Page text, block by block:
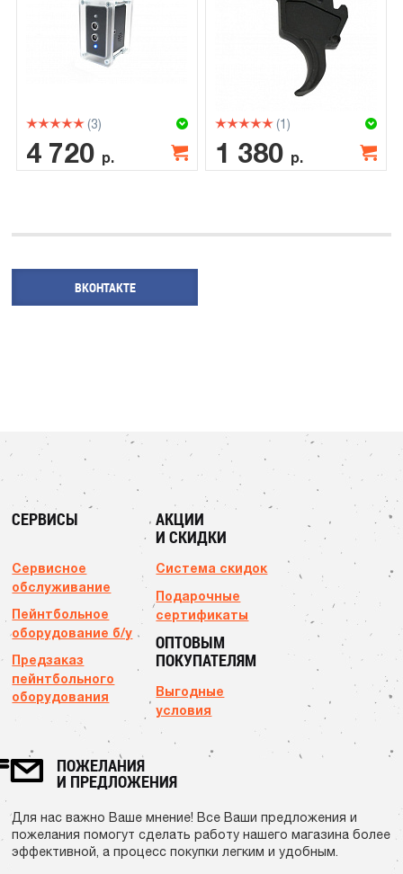
(3)
4 720 р.
(1)
1 380 р.
ВКОНТАКТЕ
СЕРВИСЫ
Сервисное
обслуживание
Пейнтбольное
оборудование б/у
Предзаказ
пейнтбольного
оборудования
АКЦИИ
И СКИДКИ
Система скидок
Подарочные
сертификаты
ОПТОВЫМ
ПОКУПАТЕЛЯМ
Выгодные
условия
ПОЖЕЛАНИЯ
И ПРЕДЛОЖЕНИЯ
Для нас важно Ваше мнение! Все Ваши предложения и
пожелания помогут сделать работу нашего магазина более
эффективной, а процесс покупки легким и удобным.